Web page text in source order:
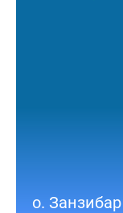
о. Занзибар